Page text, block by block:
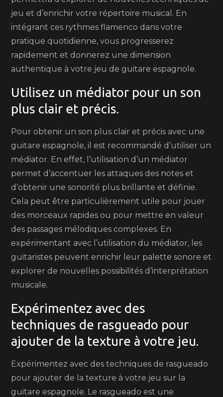
jeu et d’enrichir votre répertoire musical. En
intégrant ces rythmes flamenco dans votre
pratique quotidienne, vous progresserez
rapidement et donnerez une dimension
authentique à votre jeu de guitare espagnole.
Utilisez un médiator pour un son
plus clair et précis.
Pour obtenir un son plus clair et précis avec une
guitare espagnole, il est recommandé d’utiliser un
médiator. En effet, l’utilisation d’un médiator
permet d’accentuer les attaques des notes et
d’obtenir une sonorité plus brillante et définie.
Cela peut être particulièrement utile pour jouer
des morceaux rapides ou pour mettre en valeur
des passages mélodiques complexes. En
expérimentant avec l’utilisation du médiator, les
guitaristes peuvent enrichir leur palette sonore et
explorer de nouvelles possibilités d’interprétation
musicale.
Expérimentez avec des
techniques de rasgueado pour
ajouter de la texture à votre jeu.
Expérimentez avec des techniques de rasgueado
pour ajouter de la texture à votre jeu sur la
guitare espagnole. Le rasgueado est une